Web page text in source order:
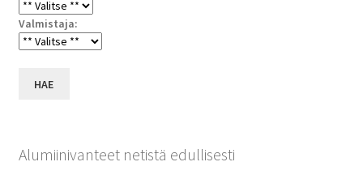
Valmistaja:
HAE
Alumiinivanteet netistä edullisesti